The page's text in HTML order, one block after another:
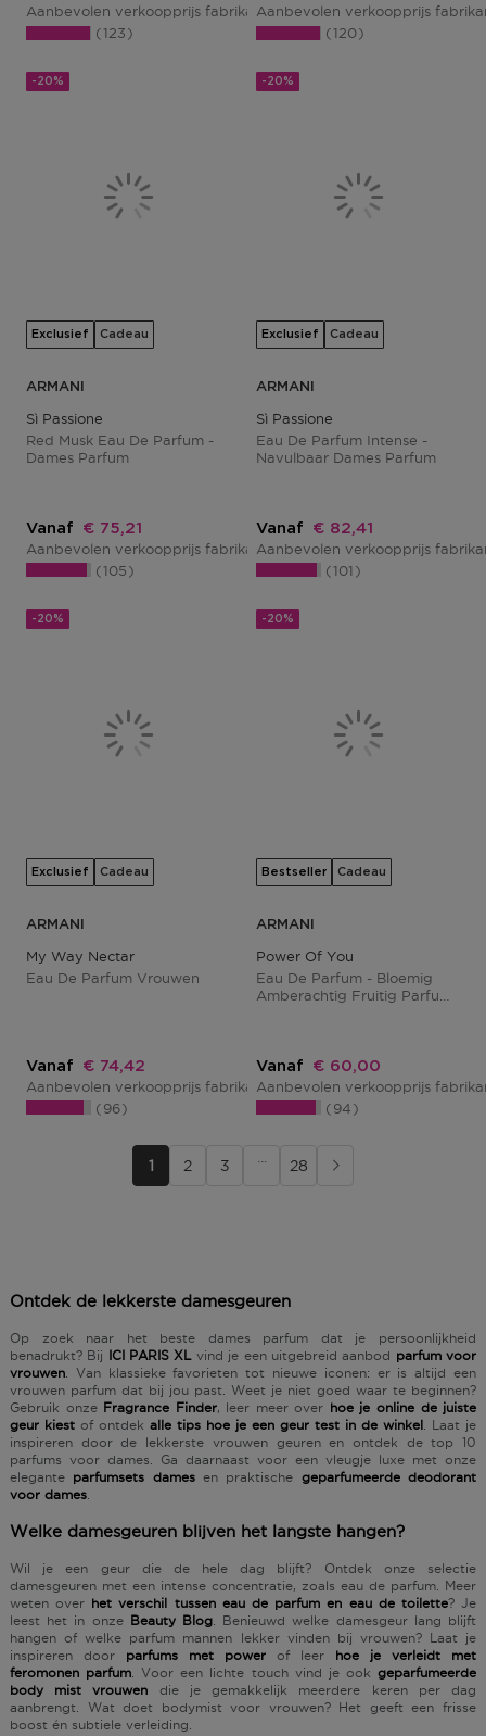
Aanbevolen verkoopprijs fabrikant€ 84,00
123
Aanbevolen verkoopprijs
120
-20%
Exclusief Cadeau
ARMANI
Sì Passione
Red Musk Eau De Parfum -
Dames Parfum
Vanaf Kortingsprijs
€ 75,21
Aanbevolen verkoopprijs fabrikant€ 94,01
105
-20%
Exclusief Cadeau
ARMANI
Sì Passione
Eau De Parfum Intense -
Navulbaar Dames Parfum
Vanaf Kortingsprijs
€ 82,41
Aanbevolen verkoopprijs
101
-20%
Exclusief Cadeau
ARMANI
My Way Nectar
Eau De Parfum Vrouwen
Vanaf Kortingsprijs
€ 74,42
Aanbevolen verkoopprijs fabrikant€ 93,02
96
-20%
Bestseller Cadeau
ARMANI
Power Of You
Eau De Parfum - Bloemig
Amberachtig Fruitig Parfum
Vanaf Kortingsprijs
€ 60,00
Aanbevolen verkoopprijs
94
1 2 3 ··· 28
Ontdek de lekkerste damesgeuren
Op zoek naar het beste dames parfum dat je persoonlijkheid
benadrukt? Bij ICI PARIS XL vind je een uitgebreid aanbod parfum voor
vrouwen. Van klassieke favorieten tot nieuwe iconen: er is altijd een
vrouwen parfumdat bij jou past. Weet je niet goed waar te beginnen?
Gebruik onze Fragrance Finder, leer meer over hoe je online de juiste
geur kiestof ontdek alle tips hoe je een geur test in de winkel . Laat je
inspireren door de lekkerste vrouwen geuren en ontdek de top 10
parfums voor dames. Ga daarnaast voor een vleugje luxe met onze
elegante parfumsets damesen praktische geparfumeerde deodorant
voor dames.
Welke damesgeuren blijven het langste hangen?
Wil je een geur die de hele dag blijft? Ontdek onze selectie
damesgeurenmet een intense concentratie, zoalseau de parfum . Meer
weten over het verschil tussen eau de parfum en eau de toilette? Je
leest het in onze Beauty Blog . Benieuwd welke damesgeur lang blijft
hangen of welke parfum mannen lekker vinden bij vrouwen? Laat je
inspireren door parfums met power of leer hoe je verleidt met
feromonen parfum . Voor een lichte touch vind je ookgeparfumeerde
body mist vrouwen die je gemakkelijk meerdere keren per dag
aanbrengt. Wat doet bodymist voor vrouwen?Het geeft een frisse
boost én subtiele verleiding.